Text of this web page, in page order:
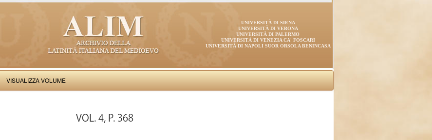
UNIVERSITÀ DI SIENA
UNIVERSITÀ DI VERONA
UNIVERSITÀ DI PALERMO
UNIVERSITÀ DI VENEZIA CA' FOSCARI
UNIVERSITÀ DI NAPOLI SUOR ORSOLA BENINCASA
VISUALIZZA VOLUME
VOL. 4, P. 368